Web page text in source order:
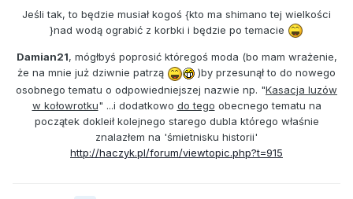
Jeśli tak, to będzie musiał kogoś {kto ma shimano tej wielkości
}nad wodą ograbić z korbki i będzie po temacie
Damian21, mógłbyś poprosić któregoś moda (bo mam wrażenie,
że na mnie już dziwnie patrzą
)by przesunął to do nowego
osobnego tematu o odpowiedniejszej nazwie np. "Kasacja luzów
w kołowrotku" ...i dodatkowo do tego obecnego tematu na
początek dokleił kolejnego starego dubla którego właśnie
znalazłem na 'śmietnisku historii'
http://haczyk.pl/forum/viewtopic.php?t=915